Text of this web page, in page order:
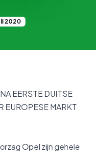
2020
EERSTE DUITSE
EUROPESE MARKT
Opel zijn gehele